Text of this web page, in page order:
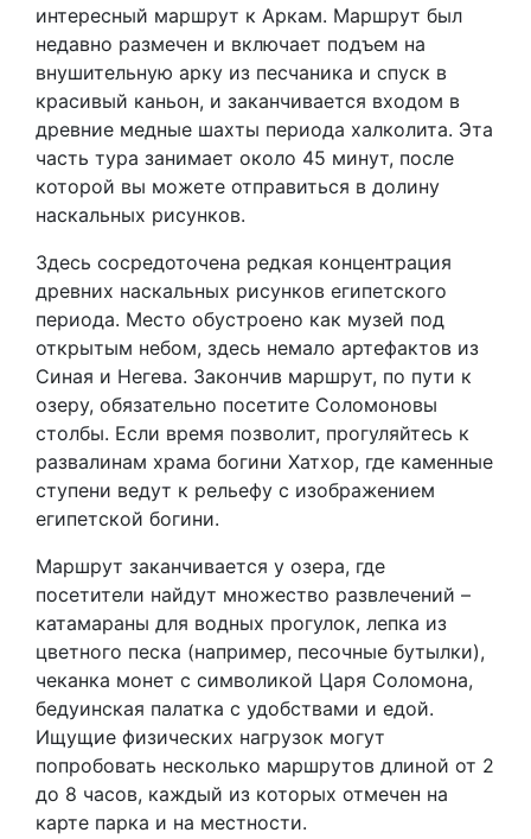
интересный маршрут к Аркам. Маршрут был
недавно размечен и включает подъем на
внушительную арку из песчаника и спуск в
красивый каньон, и заканчивается входом в
древние медные шахты периода халколита. Эта
часть тура занимает около 45 минут, после
которой вы можете отправиться в долину
наскальных рисунков.
Здесь сосредоточена редкая концентрация
древних наскальных рисунков египетского
периода. Место обустроено как музей под
открытым небом, здесь немало артефактов из
Синая и Негева. Закончив маршрут, по пути к
озеру, обязательно посетите Соломоновы
столбы. Если время позволит, прогуляйтесь к
развалинам храма богини Хатхор, где каменные
ступени ведут к рельефу с изображением
египетской богини.
Маршрут заканчивается у озера, где
посетители найдут множество развлечений –
катамараны для водных прогулок, лепка из
цветного песка (например, песочные бутылки),
чеканка монет с символикой Царя Соломона,
бедуинская палатка с удобствами и едой.
Ищущие физических нагрузок могут
попробовать несколько маршрутов длиной от 2
до 8 часов, каждый из которых отмечен на
карте парка и на местности.